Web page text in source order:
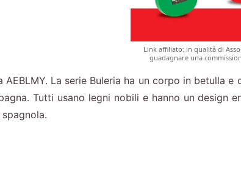
Link affiliato: in qualità di
guadagnare una
AEBLMY. La serie Buleria ha un corpo in
Tutti usano legni nobili e hanno un